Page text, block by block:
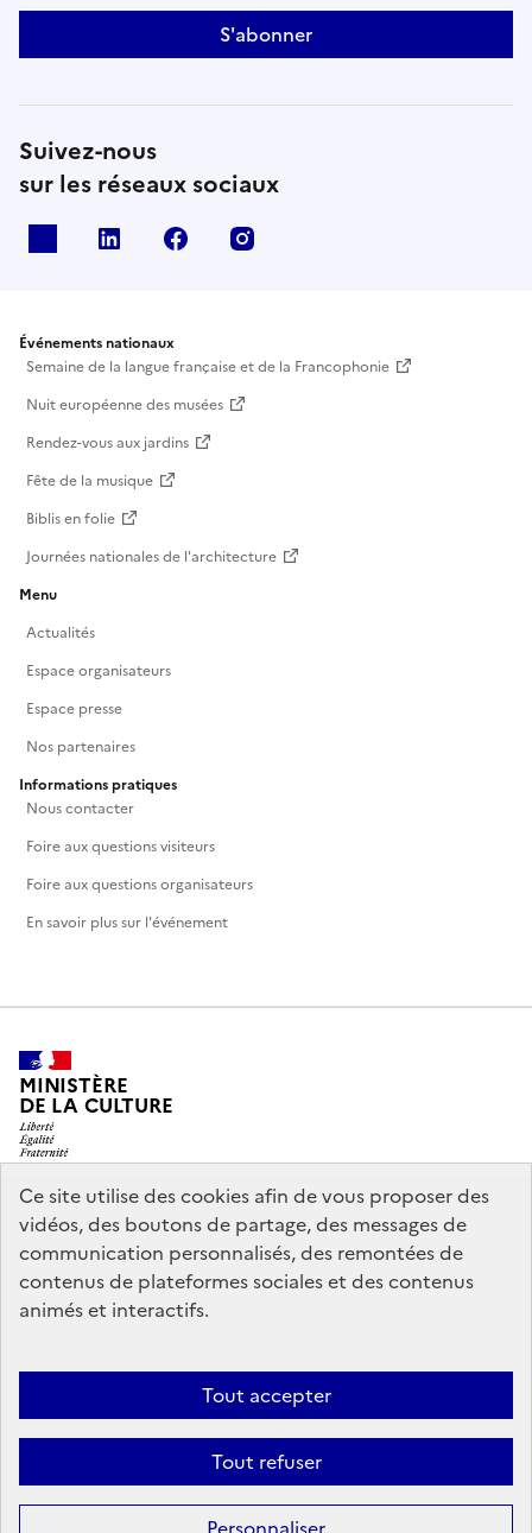
Ce site utilise des cookies afin de vous proposer des
vidéos, des boutons de partage, des messages de
communication personnalisés, des remontées de
contenus de plateformes sociales et des contenus
animés et interactifs.
Tout accepter
Tout refuser
S'abonner
Suivez-nous
sur les réseaux sociaux
Linkedin Facebook
Événements nationaux
Semaine de la langue française et de la Francophonie
Nuit européenne des musées
Rendez-vous aux jardins
Fête de la musique
Biblis en folie
Journées nationales de l'architecture
Menu
Actualités
Espace organisateurs
Espace presse
Nos partenaires
Informations pratiques
Nous contacter
Foire aux questions visiteurs
Foire aux questions organisateurs
En savoir plus sur l'événement
MINISTÈRE
DE LA CULTURE
legifrance.gouv.fr
info.gouv.fr
service-public.gouv.fr
data.gouv.fr
Mentions légales
Sauf mention contraire, tous les contenus de ce site sont sous